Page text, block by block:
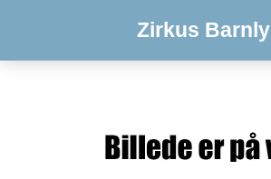
Zirkus Barnly